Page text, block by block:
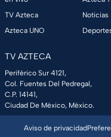
TV Azteca
Azteca UNO
Noticias
TV AZTECA
Periférico Sur 4121,
Col. Fuentes Del Pedregal,
C.P. 14141,
Ciudad De México, México.
Aviso de privacidad